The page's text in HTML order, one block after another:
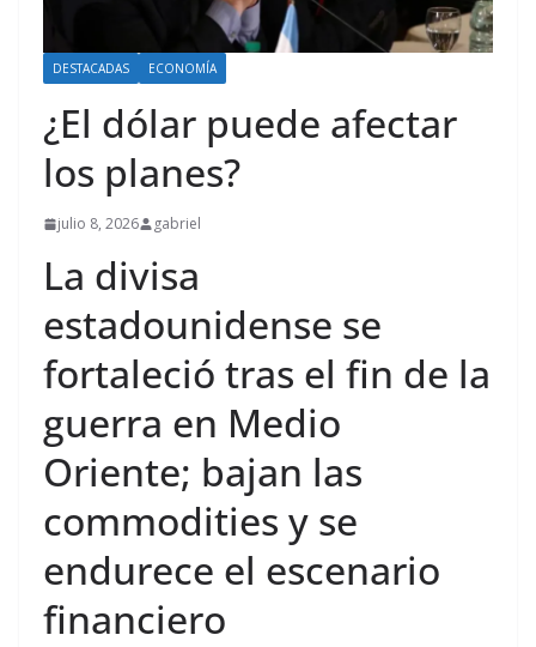
DESTACADAS ECONOMÍA
¿El dólar puede afectar
los planes?
julio 8, 2026 gabriel
La divisa
estadounidense se
fortaleció tras el fin de la
guerra en Medio
Oriente; bajan las
commodities y se
endurece el escenario
financiero